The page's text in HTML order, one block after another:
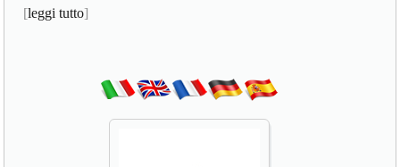
[leggi tutto]